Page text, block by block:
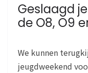
Geslaagd
de O8, O9
We kunnen
jeugdweekend